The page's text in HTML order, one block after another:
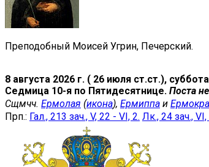
Преподобный Моисей Угрин, Печерский.
8 августа 2026 г. ( 26 июля ст.ст.),
Седмица 10-я по Пятидесятнице. Поста
Сщмчч. Ермолая (икона), Ермиппа и
Прп.: Гал., 213 зач., V, 22 - VI, 2. Лк., 24 зач.,